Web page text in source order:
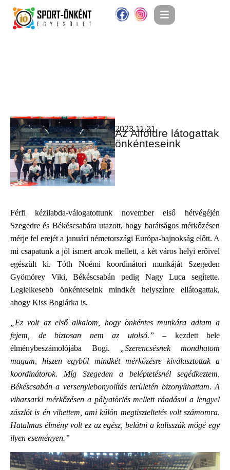
2023.11.21.
Az Alföldre látogattak
önkénteseink
Férfi kézilabda-válogatottunk november első hétvégéjén
Szegedre és Békéscsabára utazott, hogy barátságos mérkőzésen
mérje fel erejét a januári németországi Európa-bajnokság előtt. A
mi csapatunk a jól ismert arcok mellett, a két város helyi erőivel
egészült ki. Tóth Noémi koordinátori munkáját Szegeden
Gyömörey Viki, Békéscsabán pedig Nagy Luca segítette.
Leglelkesebb önkénteseink mindkét helyszínre ellátogattak,
ahogy Kiss Boglárka is.
„Ez volt az első alkalom, hogy önkéntes munkára adtam a
fejem, de biztosan nem az utolsó.” – kezdett bele
élménybeszámolójába Bogi.
„Szerencsésnek mondhatom
magam, hiszen egyből mindkét mérkőzésre kiválasztottak a
koordinátorok. Míg Szegeden a beléptetésnél segédkeztem,
Békéscsabán a versenylebonyolítás területén bizonyíthattam. A
viharsarki mérkőzésen a pályatörlés mellett ráadásul a lengyel
zászlót is én vihettem, ami külön megtiszteltetés volt számomra.
Hatalmas élmény volt ez az egész, belátni a kulisszák mögé egy
ilyen eseményen.”